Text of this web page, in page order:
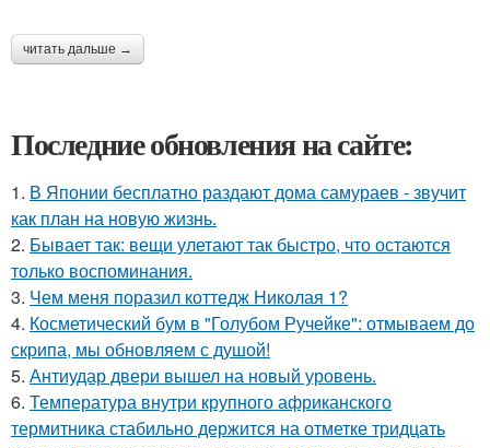
читать дальше →
Последние обновления на сайте:
1. В Японии бесплатно раздают дома самураев - звучит
как план на новую жизнь.
2. Бывает так: вещи улетают так быстро, что остаются
только воспоминания.
3. Чем меня поразил коттедж Николая 1?
4. Косметический бум в "Голубом Ручейке": отмываем до
скрипа, мы обновляем с душой!
5. Антиудар двери вышел на новый уровень.
6. Температура внутри крупного африканского
термитника стабильно держится на отметке тридцать